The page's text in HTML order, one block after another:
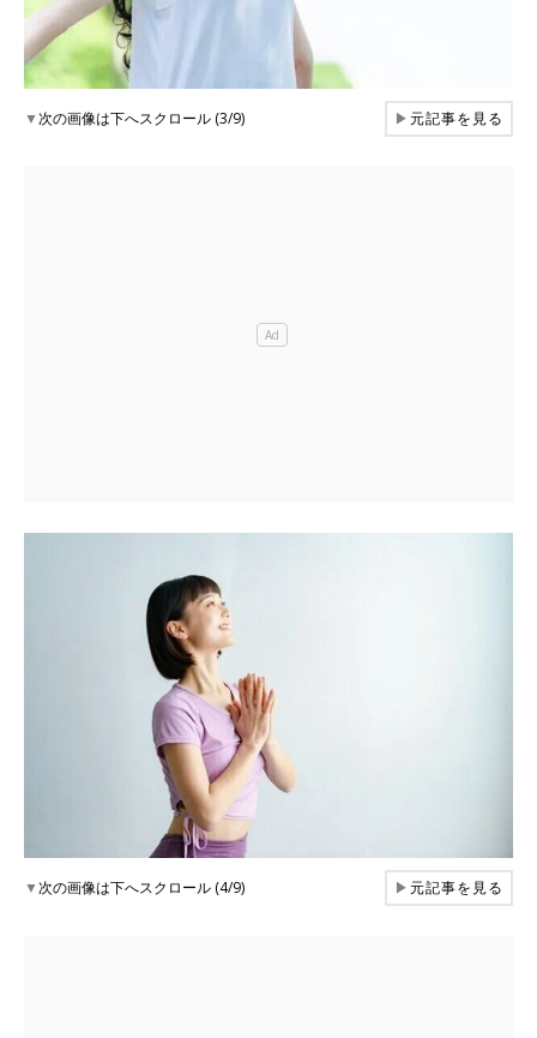
▼次の画像は下へスクロール (3/9) ▶元記事を見る
▼次の画像は下へスクロール (4/9) ▶元記事を見る